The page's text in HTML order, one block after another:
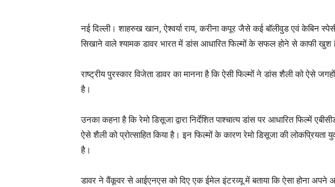
नई दिल्ली। शाहरुख खान, ऐश्वर्या राय, करीना कपूर जैसे कई बॉलीवुड एवं केबिन
सिखाने वाले श्यामक डावर भारत में डांस आधारित फिल्मों के सफल होने से काफी खुश
राष्ट्रीय पुरस्कार विजेता डावर का मानना है कि ऐसी फिल्मों ने डांस शैली को ऐसे
है।
उनका कहना है कि रेमो डिसूजा द्वारा निर्देशित पाश्चात्य डांस पर आधारित फिल्में
ऐसे शैली को प्रोत्साहित किया है। इन फिल्मों के कारण रेमो डिसूजा की
है।
डावर ने वैंकूवर से आईएनएस को दिए एक ईमेल इंटरव्यू में बताया कि ऐसा होना अपने